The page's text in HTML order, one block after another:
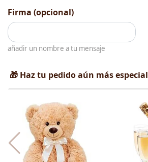
Firma (opcional)
añadir un nombre a tu mensaje
🎁 Haz tu pedido aún más especial